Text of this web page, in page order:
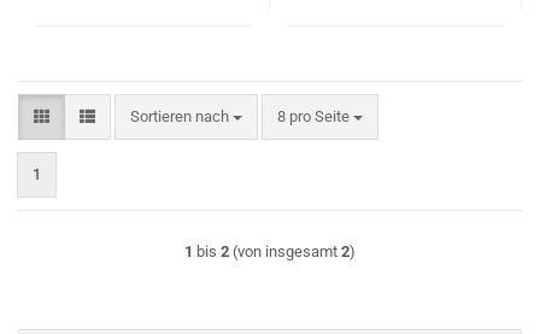
Sortieren nach
Sortieren nach 8 pro Seite
pro Seite
1
1 bis 2 (von insgesamt 2)